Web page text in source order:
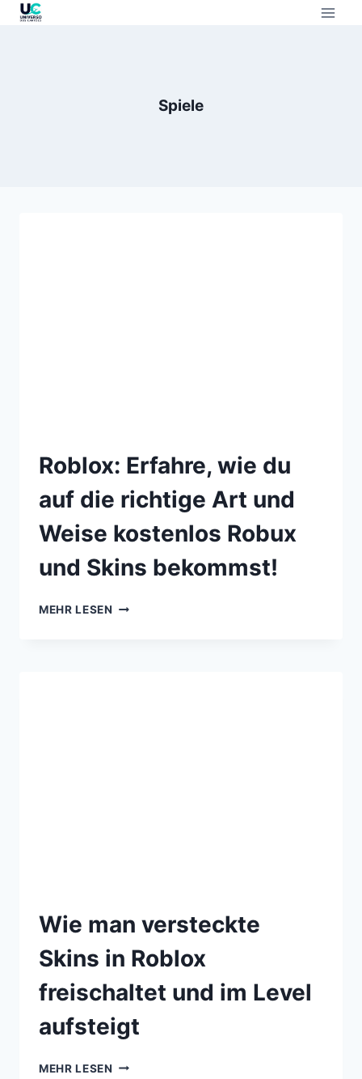
Spiele
Roblox: Erfahre, wie du
auf die richtige Art und
Weise kostenlos Robux
und Skins bekommst!
MEHR LESEN
Wie man versteckte
Skins in Roblox
freischaltet und im Level
aufsteigt
MEHR LESEN